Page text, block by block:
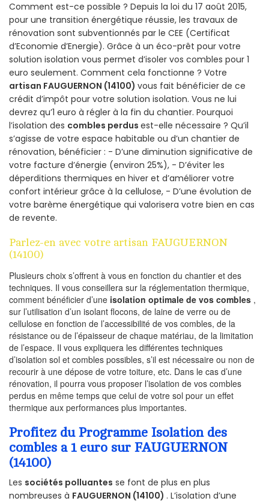
Comment est-ce possible ? Depuis la loi du 17 août 2015,
pour une transition énergétique réussie, les travaux de
rénovation sont subventionnés par le CEE (Certificat
d’Economie d’Energie). Grâce à un éco-prêt pour votre
solution isolation vous permet d’isoler vos combles pour 1
euro seulement. Comment cela fonctionne ? Votre
artisan FAUGUERNON (14100) vous fait bénéficier de ce
crédit d’impôt pour votre solution isolation. Vous ne lui
devrez qu’1 euro à régler à la fin du chantier. Pourquoi
l’isolation des combles perdus est-elle nécessaire ? Qu’il
s’agisse de votre espace habitable ou d’un chantier de
rénovation, bénéficier : - D’une diminution significative de
votre facture d’énergie (environ 25%), - D’éviter les
déperditions thermiques en hiver et d’améliorer votre
confort intérieur grâce à la cellulose, - D’une évolution de
votre barème énergétique qui valorisera votre bien en cas
de revente.
Parlez-en avec votre artisan FAUGUERNON
(14100)
Plusieurs choix s’offrent à vous en fonction du chantier et des
techniques. Il vous conseillera sur la réglementation thermique,
comment bénéficier d’une isolation optimale de vos combles ,
sur l’utilisation d’un isolant flocons, de laine de verre ou de
cellulose en fonction de l’accessibilité de vos combles, de la
résistance ou de l’épaisseur de chaque matériau, de la limitation
de l’espace. Il vous expliquera les différentes techniques
d’isolation sol et combles possibles, s’il est nécessaire ou non de
recourir à une dépose de votre toiture, etc. Dans le cas d’une
rénovation, il pourra vous proposer l’isolation de vos combles
perdus en même temps que celui de votre sol pour un effet
thermique aux performances plus importantes.
Profitez du Programme Isolation des
combles a 1 euro sur FAUGUERNON
(14100)
Les sociétés polluantes se font de plus en plus
nombreuses à FAUGUERNON (14100) . L’isolation d’une